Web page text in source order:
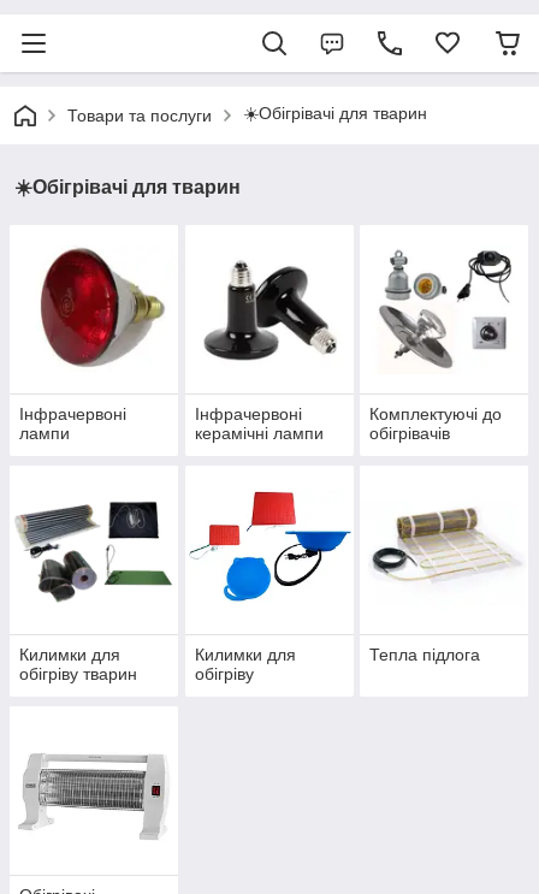
Товари та послуги ☀️Обігрівачі для тварин
☀️Обігрівачі для тварин
Інфрачервоні
лампи
Інфрачервоні
керамічні лампи
Комплектуючі до
обігрівачів
Килимки для
обігріву тварин
Килимки для
обігріву
Тепла підлога